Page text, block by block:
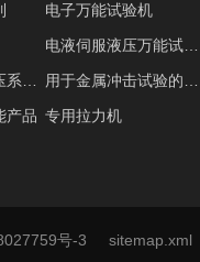
电子万能试验机
产品 专用拉力机
号-3 sitemap.xml